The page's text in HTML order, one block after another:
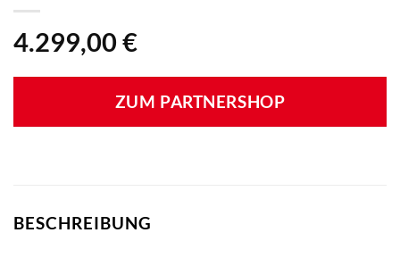
4.299,00 €
ZUM PARTNERSHOP
BESCHREIBUNG